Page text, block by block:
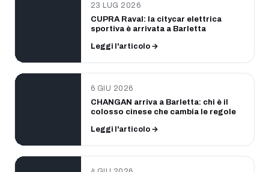
23 LUG 2026
CUPRA Raval: la citycar elettrica
sportiva è arrivata a Barletta
Leggi l'articolo →
6 GIU 2026
CHANGAN arriva a Barletta: chi è il
colosso cinese che cambia le regole
Leggi l'articolo →